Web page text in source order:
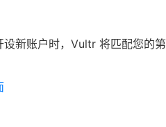
设新账户时，Vultr 将匹配您的